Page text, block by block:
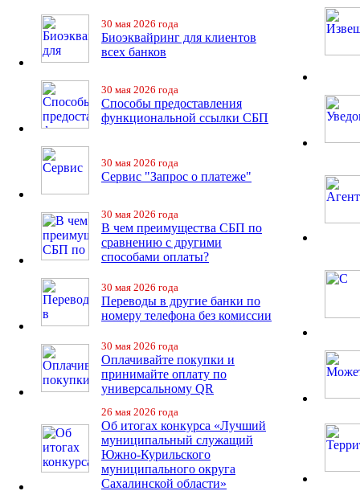
30 мая 2026 года
Биоэквайринг для клиентов
всех банков
30 мая 2026 года
Способы предоставления
функциональной ссылки СБП
30 мая 2026 года
Сервис "Запрос о платеже"
30 мая 2026 года
В чем преимущества СБП по
сравнению с другими
способами оплаты?
30 мая 2026 года
Переводы в другие банки по
номеру телефона без комиссии
30 мая 2026 года
Оплачивайте покупки и
принимайте оплату по
универсальному QR
26 мая 2026 года
Об итогах конкурса «Лучший
муниципальный служащий
Южно-Курильского
муниципального округа
Сахалинской области»